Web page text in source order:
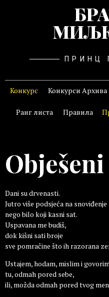
ПРИНЦ
Конкурс Конкурси Архива
Ранг листа Правила
Dani su drvenasti.
Jutro više podsjeća na snoviđenje
nego bilo koji kasni sat.
Uspavana me budiš,
dok kišni sati broje
sve pomračine što ih razorana
Ustajem, hodam, mislim i
tu, odmah pored sebe,
ili, možda odmah pored tvog